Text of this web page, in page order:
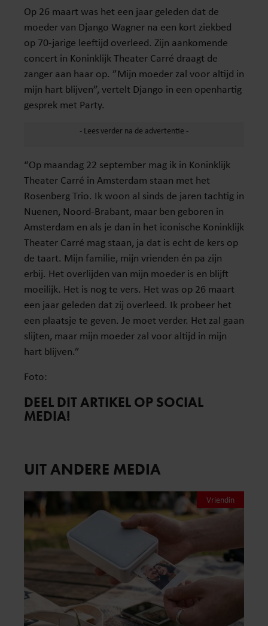
Op 26 maart was het een jaar geleden dat de
moeder van Django Wagner na een kort ziekbed
op 70-jarige leeftijd overleed. Zijn aankomende
concert in Koninklijk Theater Carré draagt de
zanger aan haar op. ”Mijn moeder zal voor altijd in
mijn hart blijven”, vertelt Django in een openhartig
gesprek met Party.
“Op maandag 22 september mag ik in Koninklijk
Theater Carré in Amsterdam staan met het
Rosenberg Trio. Ik woon al sinds de jaren tachtig in
Nuenen, Noord-Brabant, maar ben geboren in
Amsterdam en als je dan in het iconische Koninklijk
Theater Carré mag staan, ja dat is echt de kers op
de taart. Mijn familie, mijn vrienden én pa zijn
erbij. Het overlijden van mijn moeder is en blijft
moeilijk. Het is nog te vers. Het was op 26 maart
een jaar geleden dat zij overleed. Ik probeer het
een plaatsje te geven. Je moet verder. Het zal gaan
slijten, maar mijn moeder zal voor altijd in mijn
hart blijven.”
Foto:
DEEL DIT ARTIKEL OP SOCIAL
MEDIA!
UIT ANDERE MEDIA
Vriendin